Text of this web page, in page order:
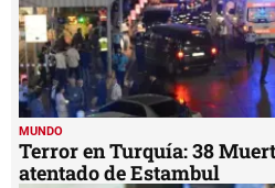
MUNDO
Terror en Turquía: 38
atentado de Estambul